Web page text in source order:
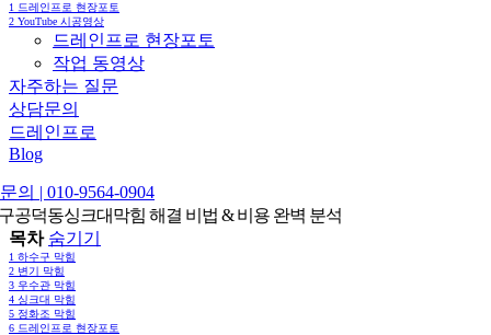
1 드레인프로 현장포토
2 YouTube 시공영상
드레인프로 현장포토
작업 동영상
자주하는 질문
상담문의
드레인프로
Blog
의 | 010-9564-0904
공덕동싱크대막힘 해결 비법 & 비용 완벽 분석
목차 숨기기
1 하수구 막힘
2 변기 막힘
3 우수관 막힘
4 싱크대 막힘
5 정화조 막힘
6 드레인프로 현장포토